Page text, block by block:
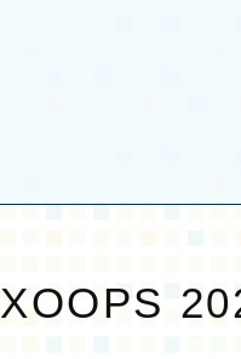
XOOPS